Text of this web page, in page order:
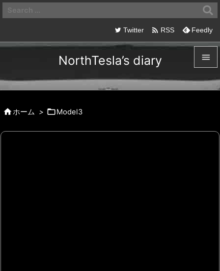
NorthTesla’s diary 

メニュ

Twitter  RSS Feedly
ホーム > Model3